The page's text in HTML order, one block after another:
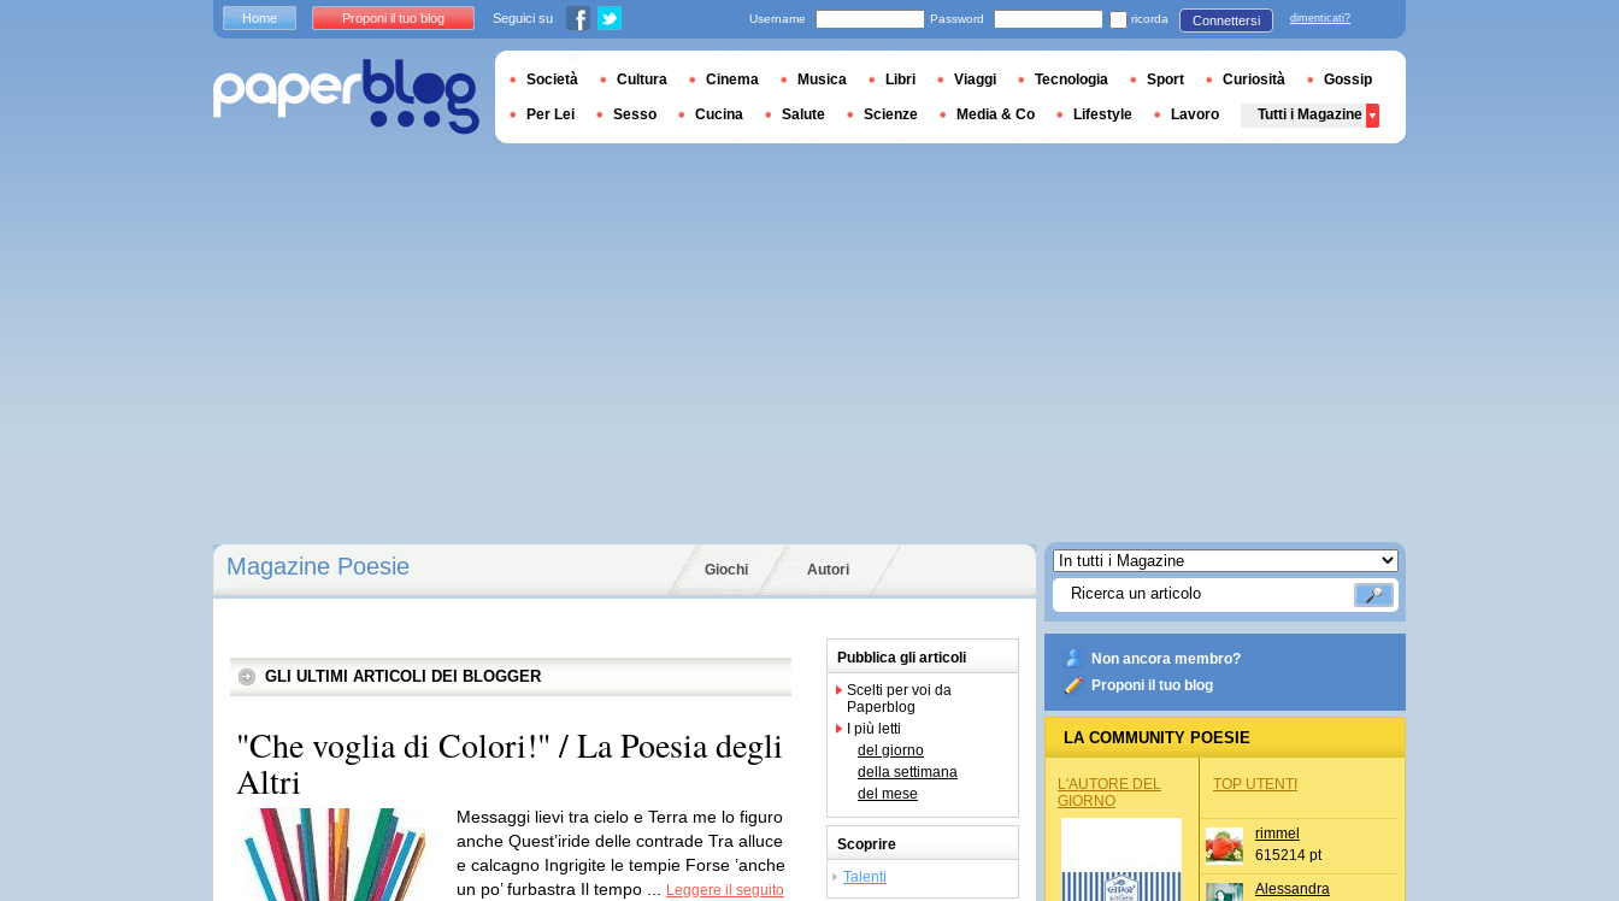
Magazine Poesie Giochi Autori
GLI ULTIMI ARTICOLI DEI BLOGGER
"Che voglia di Colori!" / La Poesia degli
Altri
Messaggi lievi tra cielo e Terra me lo figuro
anche Quest’iride delle contrade Tra alluce
e calcagno Ingrigite le tempie Forse ’anche
un po’ furbastra Il tempo ...
Leggere il seguito
Pubblica gli articoli
Scelti per voi da
Paperblog
I più letti
del giorno
della settimana
del mese
Scoprire
Talenti
Non ancora membro?
Proponi il tuo blog
LA COMMUNITY POESIE
L'AUTORE DEL
GIORNO
TOP UTENTI
rimmel
615214 pt
Alessandra
Home Proponi il tuo blog Seguici su Username Password ricorda Connettersi dimenticati?
Società Cultura Cinema Musica Libri Viaggi Tecnologia Sport Curiosità Gossip
Per Lei Sesso Cucina Salute Scienze Media & Co Lifestyle Lavoro Tutti i Magazine